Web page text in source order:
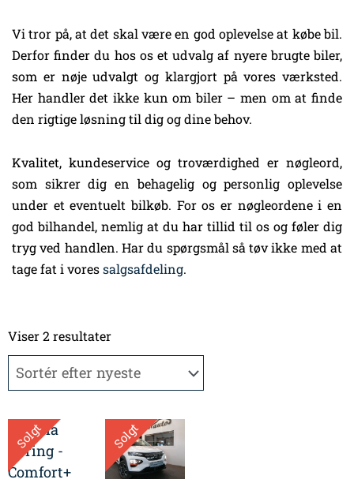
Vi tror på, at det skal være en god oplevelse at købe bil.
Derfor finder du hos os et udvalg af nyere brugte biler,
som er nøje udvalgt og klargjort på vores værksted.
Her handler det ikke kun om biler – men om at finde
den rigtige løsning til dig og dine behov.
Kvalitet, kundeservice og troværdighed er nøgleord,
som sikrer dig en behagelig og personlig oplevelse
under et eventuelt bilkøb. For os er nøgleordene i en
god bilhandel, nemlig at du har tillid til os og føler dig
tryg ved handlen. Har du spørgsmål så tøv ikke med at
tage fat i voressalgsafdeling.
Viser 2 resultaterefter
Solgt Solgt